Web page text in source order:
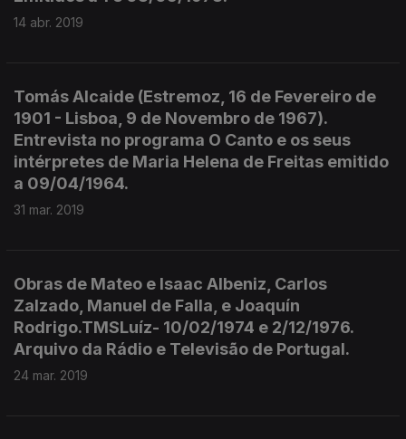
14 abr. 2019
Tomás Alcaide (Estremoz, 16 de Fevereiro de
1901 - Lisboa, 9 de Novembro de 1967).
Entrevista no programa O Canto e os seus
intérpretes de Maria Helena de Freitas emitido
a 09/04/1964.
31 mar. 2019
Obras de Mateo e Isaac Albeniz, Carlos
Zalzado, Manuel de Falla, e Joaquín
Rodrigo.TMSLuíz- 10/02/1974 e 2/12/1976.
Arquivo da Rádio e Televisão de Portugal.
24 mar. 2019